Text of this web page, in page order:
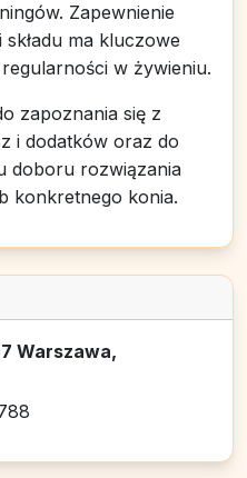
Zapewnienie
ma kluczowe
w żywieniu.
zapoznania się z
i dodatków oraz do
doboru rozwiązania
konkretnego konia.
Warszawa,